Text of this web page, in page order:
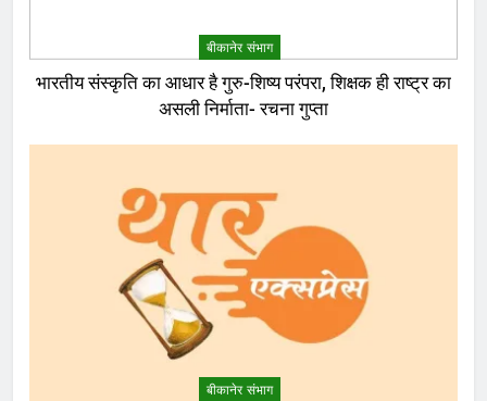
बीकानेर संभाग
भारतीय संस्कृति का आधार है गुरु-शिष्य परंपरा, शिक्षक ही राष्ट्र का
असली निर्माता- रचना गुप्ता
बीकानेर संभाग